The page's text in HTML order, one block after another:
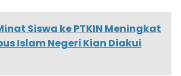
Siswa ke PTKIN Meningkat
Islam Negeri Kian Diakui